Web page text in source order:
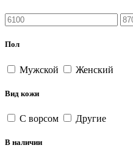
Пол
Мужской Женский
Вид кожи
С ворсом Другие
В наличии